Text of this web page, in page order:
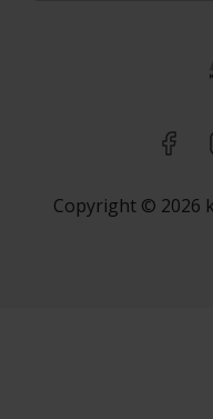
Copyright © 2026